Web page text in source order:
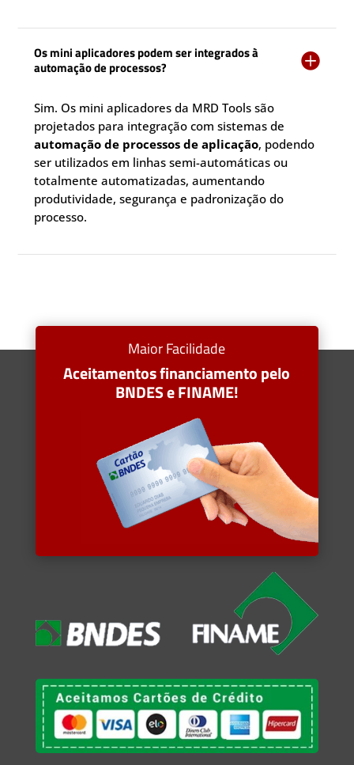
Os mini aplicadores podem ser integrados à
automação de processos?

Sim. Os mini aplicadores da MRD Tools são
projetados para integração com sistemas de
automação de processos de aplicação, podendo
ser utilizados em linhas semi-automáticas ou
totalmente automatizadas, aumentando
produtividade, segurança e padronização do
processo.
Maior Facilidade
Aceitamentos financiamento pelo
BNDES e FINAME!